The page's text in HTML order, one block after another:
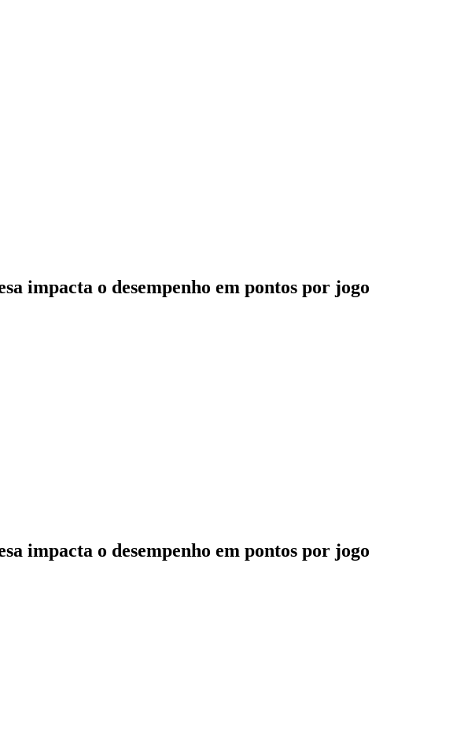
impacta o desempenho em pontos por jogo
impacta o desempenho em pontos por jogo